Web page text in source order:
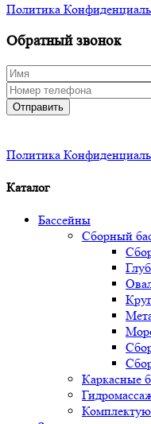
Политика
Обратный звонок
Отправить
Политика
Каталог
Бассейны
Сборный
Каркасные